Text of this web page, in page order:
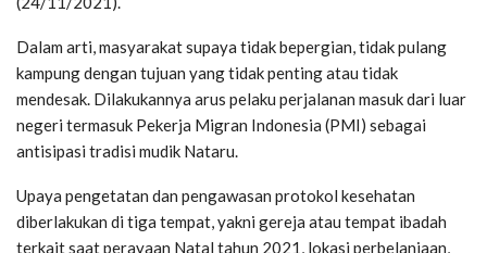
Dalam arti, masyarakat supaya tidak bepergian, tidak pulang
kampung dengan tujuan yang tidak penting atau tidak
mendesak. Dilakukannya arus pelaku perjalanan masuk dari luar
negeri termasuk Pekerja Migran Indonesia (PMI) sebagai
antisipasi tradisi mudik Nataru.
Upaya pengetatan dan pengawasan protokol kesehatan
diberlakukan di tiga tempat, yakni gereja atau tempat ibadah
terkait saat perayaan Natal tahun 2021, lokasi perbelanjaan,